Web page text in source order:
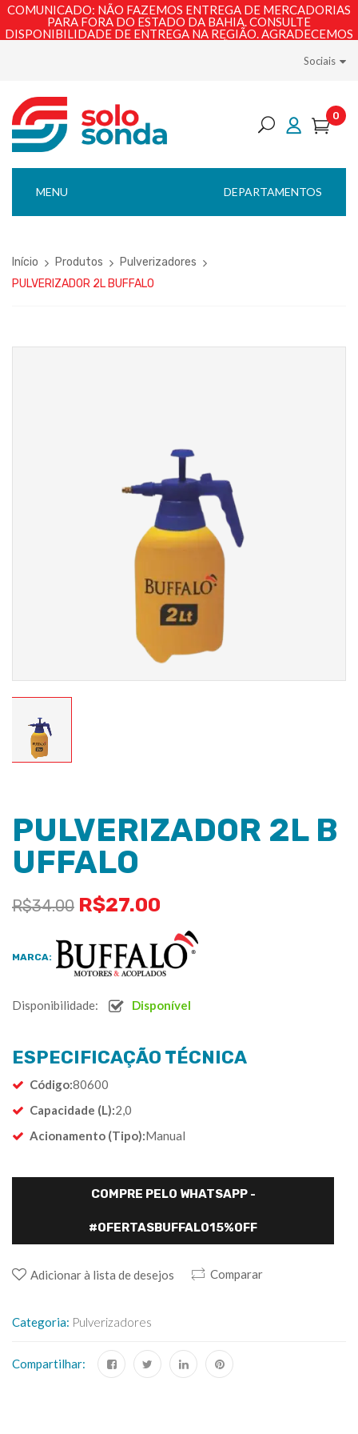
COMUNICADO: NÃO FAZEMOS ENTREGA DE MERCADORIAS
PARA FORA DO ESTADO DA BAHIA. CONSULTE
DISPONIBILIDADE DE ENTREGA NA REGIÃO. AGRADECEMOS
Sociais
0
DEPARTAMENTOS
MENU
Início Produtos
Pulverizadores
PULVERIZADOR 2L BUFFALO
PULVERIZADOR 2L B
UFFALO
R$34.00 R$27.00
MARCA:
Disponibilidade: Disponível
ESPECIFICAÇÃO TÉCNICA
Código:80600
Capacidade (L):2,0
Acionamento (Tipo):Manual
COMPRE PELO WHATSAPP -
#OFERTASBUFFALO15%OFF
Adicionar à lista de desejos Comparar
Categoria: Pulverizadores
Compartilhar: